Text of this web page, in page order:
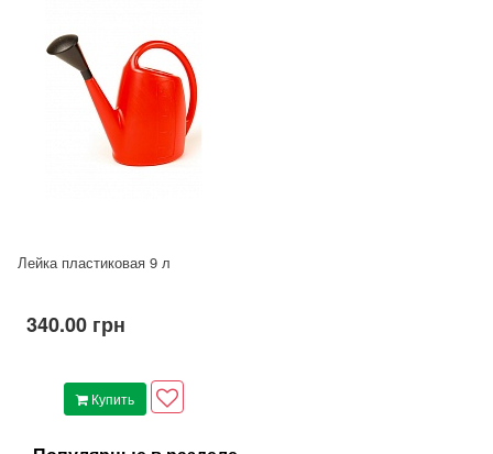
Лейка пластиковая 9 л
340.00 грн
Купить